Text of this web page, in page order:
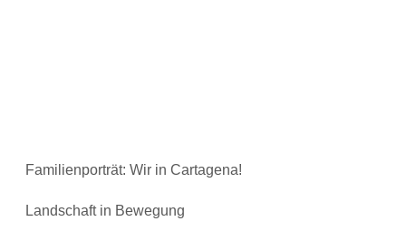
Familienporträt: Wir in Cartagena!
Landschaft in Bewegung